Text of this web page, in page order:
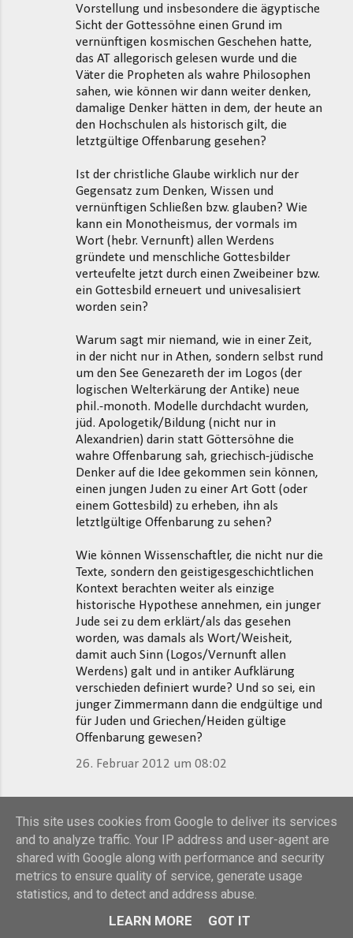
Vorstellung und insbesondere die ägyptische
Sicht der Gottessöhne einen Grund im
vernünftigen kosmischen Geschehen hatte,
das AT allegorisch gelesen wurde und die
Väter die Propheten als wahre Philosophen
sahen, wie können wir dann weiter denken,
damalige Denker hätten in dem, der heute an
den Hochschulen als historisch gilt, die
letztgültige Offenbarung gesehen?
Ist der christliche Glaube wirklich nur der
Gegensatz zum Denken, Wissen und
vernünftigen Schließen bzw. glauben? Wie
kann ein Monotheismus, der vormals im
Wort (hebr. Vernunft) allen Werdens
gründete und menschliche Gottesbilder
verteufelte jetzt durch einen Zweibeiner bzw.
ein Gottesbild erneuert und univesalisiert
worden sein?
Warum sagt mir niemand, wie in einer Zeit,
in der nicht nur in Athen, sondern selbst rund
um den See Genezareth der im Logos (der
logischen Welterkärung der Antike) neue
phil.-monoth. Modelle durchdacht wurden,
jüd. Apologetik/Bildung (nicht nur in
Alexandrien) darin statt Göttersöhne die
wahre Offenbarung sah, griechisch-jüdische
Denker auf die Idee gekommen sein können,
einen jungen Juden zu einer Art Gott (oder
einem Gottesbild) zu erheben, ihn als
letztlgültige Offenbarung zu sehen?
Wie können Wissenschaftler, die nicht nur die
Texte, sondern den geistigesgeschichtlichen
Kontext berachten weiter als einzige
historische Hypothese annehmen, ein junger
Jude sei zu dem erklärt/als das gesehen
worden, was damals als Wort/Weisheit,
damit auch Sinn (Logos/Vernunft allen
Werdens) galt und in antiker Aufklärung
verschieden definiert wurde? Und so sei, ein
junger Zimmermann dann die endgültige und
für Juden und Griechen/Heiden gültige
Offenbarung gewesen?
26. Februar 2012 um 08:02
Sehr geehrter Herr Menzel,
Ich weiß nicht, was ich noch antworten soll,
da Sie auf keine meiner Ausführungen
Vielleicht dies noch einmal in aller
This site uses cookies from Google to deliver its services
and to analyze traffic. Your IP address and user-agent are
shared with Google along with performance and security
metrics to ensure quality of service, generate usage
statistics, and to detect and address abuse.
LEARN MORE GOT IT